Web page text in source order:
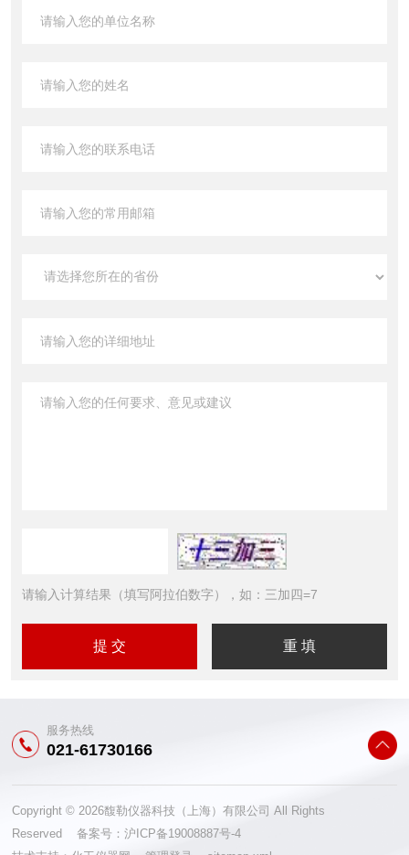
请输入计算结果（填写阿拉伯数字），如：三加四=7
服务热线
021-61730166
Copyright © 2026馥勒仪器科技（上海）有限公司 All Rights
Reserved 备案号：沪ICP备19008887号-4